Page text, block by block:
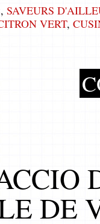
, SAVEURS
VERT,
DE